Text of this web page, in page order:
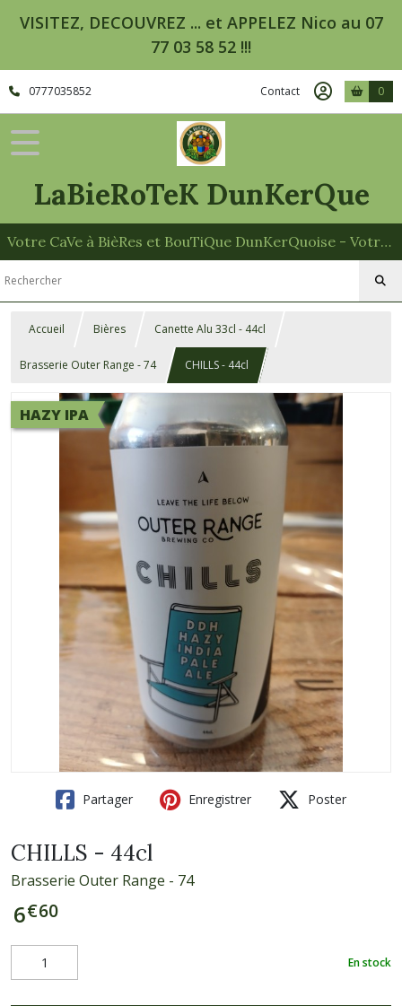
VISITEZ, DECOUVREZ ... et APPELEZ Nico au 07
77 03 58 52 !!!
0777035852 Contact 0
LaBieRoTeK DunKerQue
Votre CaVe à BièRes et BouTiQue DunKerQuoise - Votre Spécialiste des Paniers Garnis
Accueil Bières Canette Alu 33cl - 44cl
Brasserie Outer Range - 74 CHILLS - 44cl
HAZY IPA
Partager Enregistrer Poster
CHILLS - 44cl
Brasserie Outer Range - 74
6€60
En stock